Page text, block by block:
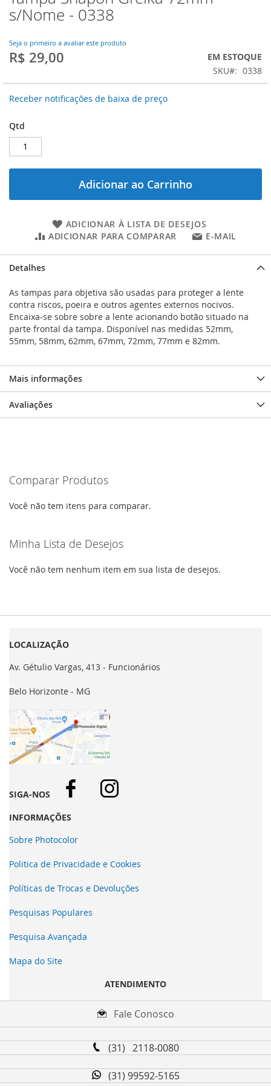
para
o
da
Galeria
s/Nome - 0338
Seja o primeiro a avaliar este produto
R$ 29,00
EM ESTOQUE
SKU
0338
Receber notificações de baixa de preço
Qtd
Adicionar ao Carrinho
ADICIONAR À LISTA DE DESEJOS
ADICIONAR PARA COMPARAR
E-MAIL
Detalhes
As tampas para objetiva são usadas para proteger a lente
contra riscos, poeira e outros agentes externos nocivos.
Encaixa-se sobre sobre a lente acionando botão situado na
parte frontal da tampa. Disponível nas medidas 52mm,
55mm, 58mm, 62mm, 67mm, 72mm, 77mm e 82mm.
Mais informações
Avaliações
Comparar Produtos
Você não tem itens para comparar.
Minha Lista de Desejos
Você não tem nenhum item em sua lista de desejos.
LOCALIZAÇÃO
Av. Gétulio Vargas, 413 - Funcionários
Belo Horizonte - MG
SIGA-NOS
INFORMAÇÕES
Sobre Photocolor
Politica de Privacidade e Cookies
Políticas de Trocas e Devoluções
Pesquisas Populares
Pesquisa Avançada
Mapa do Site
ATENDIMENTO
Fale Conosco
(31) 2118-0080
(31) 99592-5165